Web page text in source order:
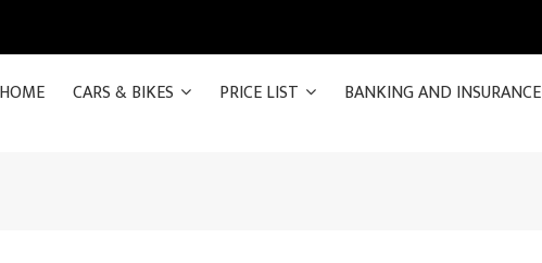
HOME CARS & BIKES PRICE LIST BANKING AND INSURANCE